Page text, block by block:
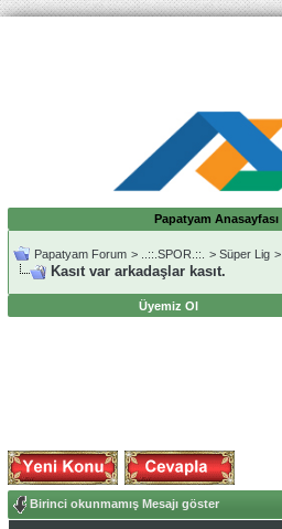
Papatyam Anasayfası
Papatyam Forum > ..::.SPOR.::. > Süper Lig >
Kasıt var arkadaşlar kasıt.
Üyemiz Ol
Birinci okunmamış Mesajı göster